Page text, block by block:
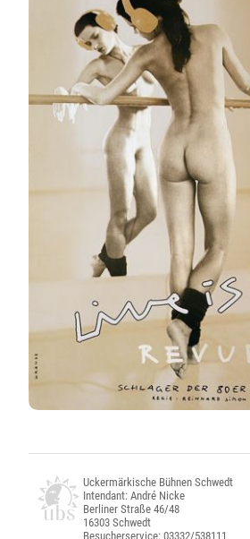
Uckermärkische Bühnen Schwedt
Intendant: André Nicke
Berliner Straße 46/48
16303 Schwedt
Besucherservice: 03332/538111